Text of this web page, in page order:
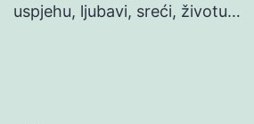
uspjehu, ljubavi, sreći, životu…